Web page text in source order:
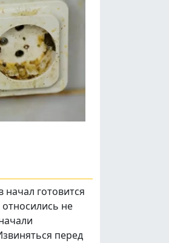
готовится
не
перед